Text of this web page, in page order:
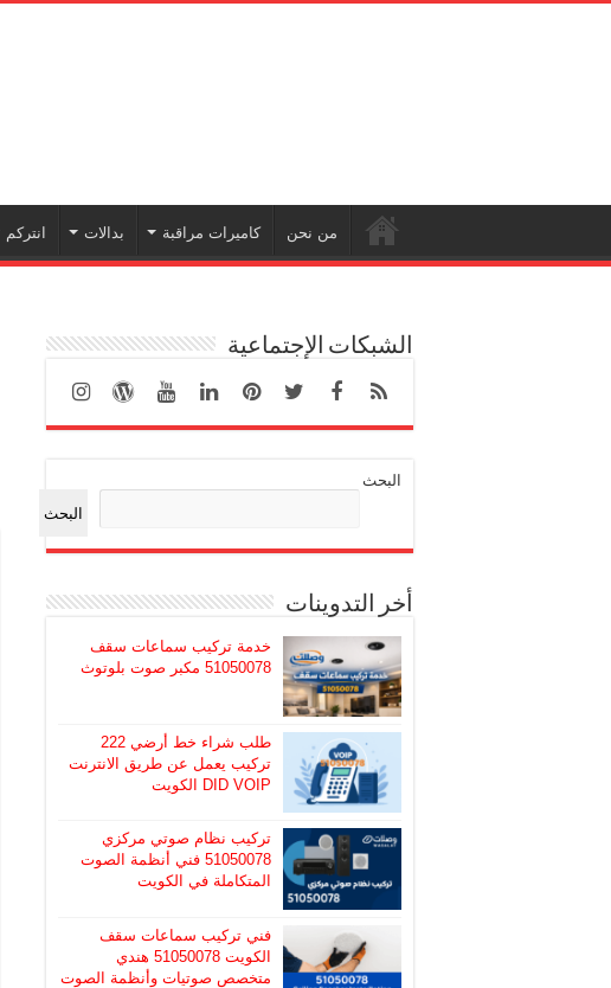
من نحن كاميرات مراقبة بدالات انتركم
الشبكات الإجتماعية
البحث
البحث
أخر التدوينات
خدمة تركيب سماعات سقف
51050078 مكبر صوت بلوتوث
طلب شراء خط أرضي 222
تركيب يعمل عن طريق الانترنت
DID VOIP الكويت
تركيب نظام صوتي مركزي
51050078 فني أنظمة الصوت
المتكاملة في الكويت
فني تركيب سماعات سقف
الكويت 51050078 هندي
متخصص صوتيات وأنظمة الصوت